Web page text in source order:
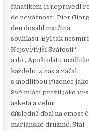
fanatikem či nepřivedl
do nevážnosti. Pier
den dosáhl matčina
souhlasu. Byl tak
Nejsvětější Svátosti“
a do „Apoštolátu
každého z nás a začal
s modlitbou růžence
Své mládí prožil jako
asketa a velmi
důsledně dbal na ctnost
mariánské družině. Stal